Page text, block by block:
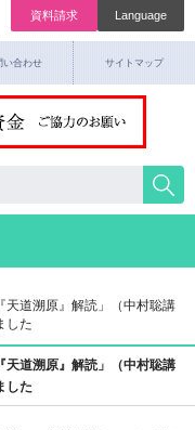
資料請求 Language
い合わせ サイトマップ
天道溯原』解読」（中村聡講
した
天道溯原』解読」（中村聡講
した